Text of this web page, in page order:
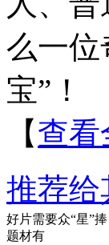
么一位
宝”！
【查看
推荐给
好片需要众“星”捧
题材有